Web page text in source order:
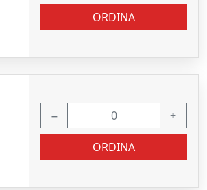
ORDINA
− +
ORDINA